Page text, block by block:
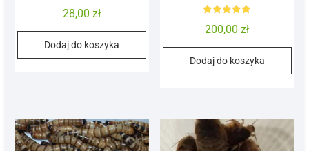
28,00zł
Dodaj do koszyka
5.00
200,00zł
Dodaj do koszyka